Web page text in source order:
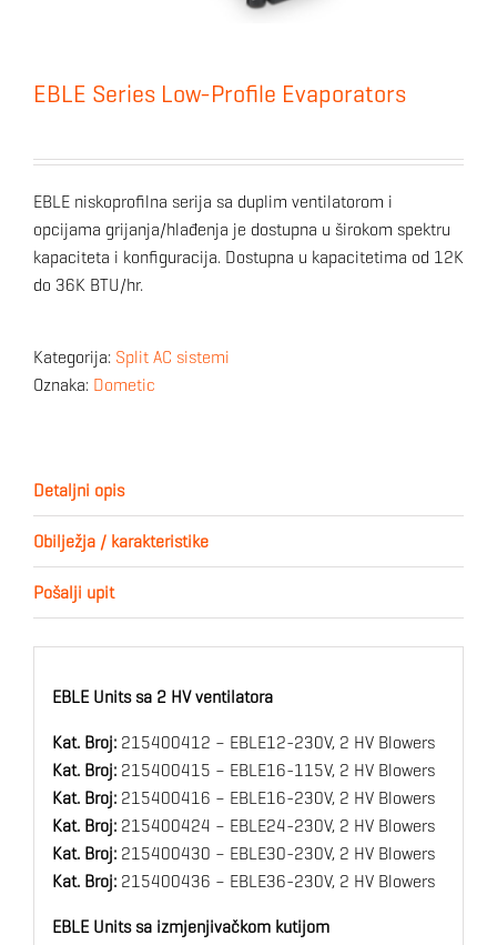
EBLE Series Low-Profile Evaporators
EBLE niskoprofilna serija sa duplim ventilatorom i
opcijama grijanja/hlađenja je dostupna u širokom spektru
kapaciteta i konfiguracija. Dostupna u kapacitetima od 12K
do 36K BTU/hr.
Kategorija: Split AC sistemi
Oznaka: Dometic
Detaljni opis
Obilježja / karakteristike
Pošalji upit
EBLE Units sa 2 HV ventilatora
Kat. Broj: 215400412 – EBLE12-230V, 2 HV Blowers
Kat. Broj: 215400415 – EBLE16-115V, 2 HV Blowers
Kat. Broj: 215400416 – EBLE16-230V, 2 HV Blowers
Kat. Broj: 215400424 – EBLE24-230V, 2 HV Blowers
Kat. Broj: 215400430 – EBLE30-230V, 2 HV Blowers
Kat. Broj: 215400436 – EBLE36-230V, 2 HV Blowers
EBLE Units sa izmjenjivačkom kutijom